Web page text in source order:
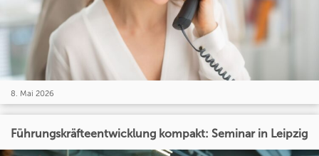
8. Mai 2026
Führungskräfteentwicklung kompakt: Seminar in Leipzig